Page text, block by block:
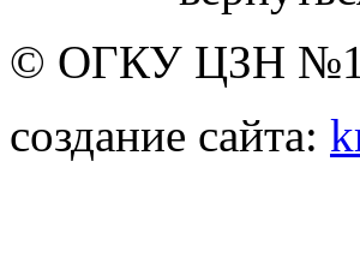
© ОГКУ ЦЗН №1
создание сайта: